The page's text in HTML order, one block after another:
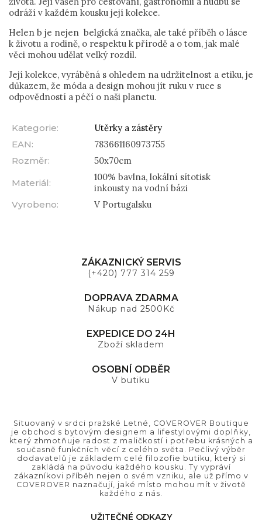
odráží v každém kousku její kolekce.
Helen b je nejen belgická značka, ale také příběh o lásce
k životu a rodině, o respektu k přírodě a o tom, jak malé
věci mohou udělat velký rozdíl.
Její kolekce, vyráběná s ohledem na udržitelnost a etiku, je
důkazem, že móda a design mohou jít ruku v ruce s
odpovědností a péčí o naši planetu.
Kategorie:
Utěrky a zástěry
EAN:
783661160973755
Rozměr:
50x70cm
Materiál:
100% bavlna, lokální sítotisk
inkousty na vodní bázi
Vyrobeno: V Portugalsku
ZÁKAZNICKÝ SERVIS
(+420) 777 314 259
DOPRAVA ZDARMA
Nákup nad 2500Kč
EXPEDICE DO 24H
Zboží skladem
OSOBNÍ ODBĚR
V butiku
Situovaný v srdci pražské Letné, COVEROVER Boutique
je obchod s bytovým designem a lifestylovými doplňky,
který zhmotňuje radost z maličkostí i potřebu krásných a
současně funkčních věcí z celého světa. Pečlivý výběr
dodavatelů je základem celé filozofie butiku, který si
zakládá na původu každého kousku. Ty vypráví
zákazníkovi příběh nejen o svém vzniku, ale už přímo v
COVEROVER naznačují, jaké místo mohou mít v životě
každého z nás.
UŽITEČNÉ ODKAZY